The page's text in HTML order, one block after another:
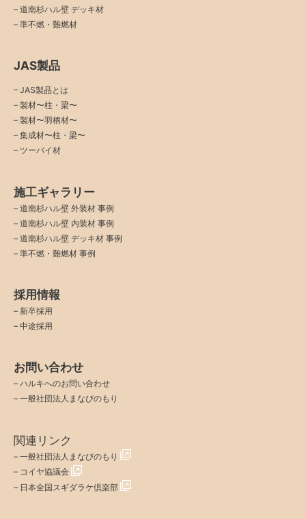
– 道南杉ハル壁 デッキ材
– 準不燃・難燃材
JAS製品
– JAS製品とは
– 製材〜柱・梁〜
– 製材〜羽柄材〜
– 集成材〜柱・梁〜
– ツーバイ材
施工ギャラリー
– 道南杉ハル壁 外装材 事例
– 道南杉ハル壁 内装材 事例
– 道南杉ハル壁 デッキ材 事例
– 準不燃・難燃材 事例
採用情報
– 新卒採用
– 中途採用
お問い合わせ
– ハルキへのお問い合わせ
– 一般社団法人まなびのもり
関連リンク
– 一般社団法人まなびのもり
– コイヤ協議会
– 日本全国スギダラケ倶楽部